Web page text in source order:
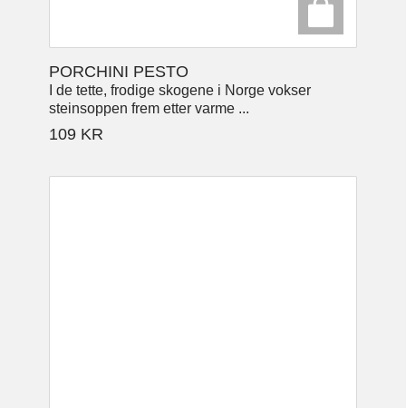
PORCHINI PESTO
I de tette, frodige skogene i Norge vokser
steinsoppen frem etter varme ...
109 KR